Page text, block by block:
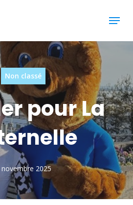
Menu
Non classé
pour La
novembre 2025